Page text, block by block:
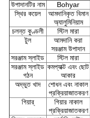
উপাদানটির নাম
Bohyar
স্থির কয়েল
আমদানিকৃত বিমান
অ্যালুমিনিয়াম
চলন্ত কুণ্ডলী স্টিল মারা
টুল
আমদানি করা
সরঞ্জাম উপাদান
সরঞ্জাম স্লাইড স্টিল মারা
সরঞ্জাম স্লাইড
গঠন
কমপ্যাক্ট এবং ছোট
আকার
অদ্ভুত খাদ
শোধন এবং নাকাল
প্রক্রিয়াজাতকরণ
গিয়ার্
গিয়ার নাকাল
প্রক্রিয়াজাতকরণ